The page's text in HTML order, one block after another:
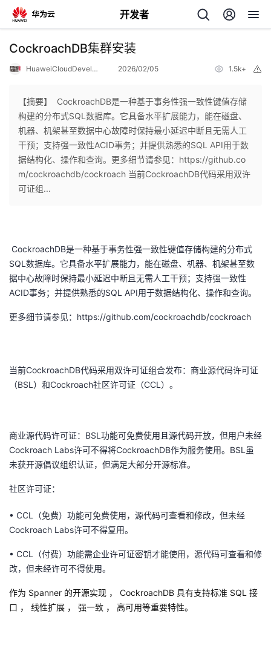
开发者
返
个
人
我
发
者
我
博
的
坛
我
圈
子
的
直
播
我
的
活
动
我
的
关
注
开
发
者
堂
的
课
我
的
证
我
实
验
的
收
的
Programs
我
的
支
我
技
术
支
持
的
云
声
建
议
CockroachDB集群安装
HuaweiCloudDeveloper 2026/02/05 1.5k+
【摘要】 CockroachDB是一种基于事务性强一致性键值存储
构建的分布式SQL数据库。它具备水平扩展能力，能在磁盘、
机器、机架甚至数据中心故障时保持最小延迟中断且无需人工
干预；支持强一致性ACID事务；并提供熟悉的SQL API用于数
据结构化、操作和查询。更多细节请参见：https://github.co
m/cockroachdb/cockroach 当前CockroachDB代码采用双许
可证组...
CockroachDB是一种基于事务性强一致性键值存储构建的分布式
SQL 数据库。它具备水平扩展能力，能在磁盘、机器、机架甚至数
据中心故障时保持最小延迟中断且无需人工干预；支持强一致性
ACID事务；并提供熟悉的SQL API用于数据结构化、操作和查询。
更多细节请参见： https://github.com/cockroachdb/cockroach
当前CockroachDB代码采用双许可证组合发布：商业源代码许可证
（BSL ）和Cockroach社区许可证（CCL ）。
商业源代码许可证： BSL 功能可免费使用且源代码开放，但用户未经
Cockroach Labs许可不得将CockroachDB作为服务使用。 BSL 虽
未获开源倡议组织认证，但满足大部分开源标准。
社区许可证：
• CCL
（免费）功能可免费使用，源代码可查看和修改，但未经
Cockroach Labs许可不得复用。
• CCL
（付费）功能需企业许可证密钥才能使用，源代码可查看和修
改，但未经许可不得使用。
作为 Spanner 的开源实现 ， CockroachDB 具有支持标准 SQL 接
口 ， 线性扩展 ， 强一致 ， 高可用等重要特性。